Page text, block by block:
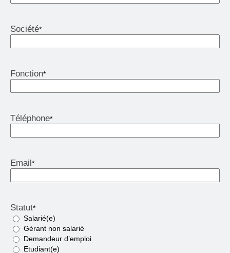
Société*
Fonction*
Téléphone*
Email *
Statut*
Salarié(e)
Gérant non salarié
Demandeur d’emploi
Etudiant(e)